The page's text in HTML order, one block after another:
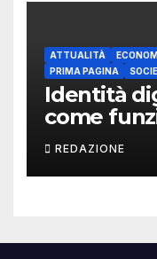
ATTUALITÀ
PRIMA PAGINA
Identità
come
REDAZIONE